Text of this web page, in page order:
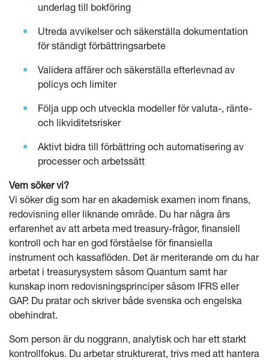
underlag till bokföring
Utreda avvikelser och säkerställa dokumentation
för ständigt förbättringsarbete
Validera affärer och säkerställa efterlevnad av
policys och limiter
Följa upp och utveckla modeller för valuta-, ränte-
och likviditetsrisker
Aktivt bidra till förbättring och automatisering av
processer och arbetssätt
Vem söker vi?
Vi söker dig som har en akademisk examen inom finans,
redovisning eller liknande område. Du har några års
erfarenhet av att arbeta med treasury-frågor, finansiell
kontroll och har en god förståelse för finansiella
instrument och kassaflöden. Det är meriterande om du har
arbetat i treasurysystem såsom Quantum samt har
kunskap inom redovisningsprinciper såsom IFRS eller
GAP. Du pratar och skriver både svenska och engelska
obehindrat.
Som person är du noggrann, analytisk och har ett starkt
kontrollfokus. Du arbetar strukturerat, trivs med att hantera